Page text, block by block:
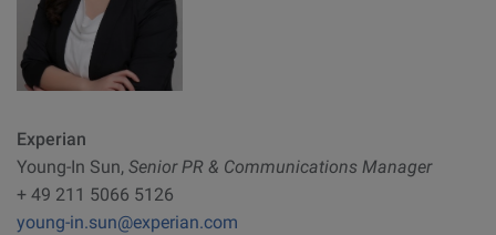
Experian
Young-In Sun, Senior PR & Communications Manager
+ 49 211 5066 5126
young-in.sun@experian.com